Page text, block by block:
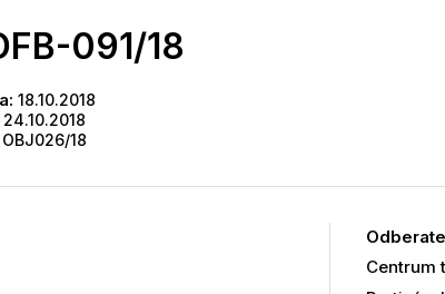
091/18
18.10.2018
24.10.2018
OBJ026/18
Centrum